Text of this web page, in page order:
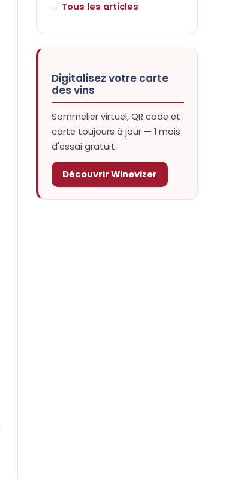
→ Tous les articles
Digitalisez votre carte
des vins
Sommelier virtuel, QR code et
carte toujours à jour — 1 mois
d'essai gratuit.
Découvrir Winevizer